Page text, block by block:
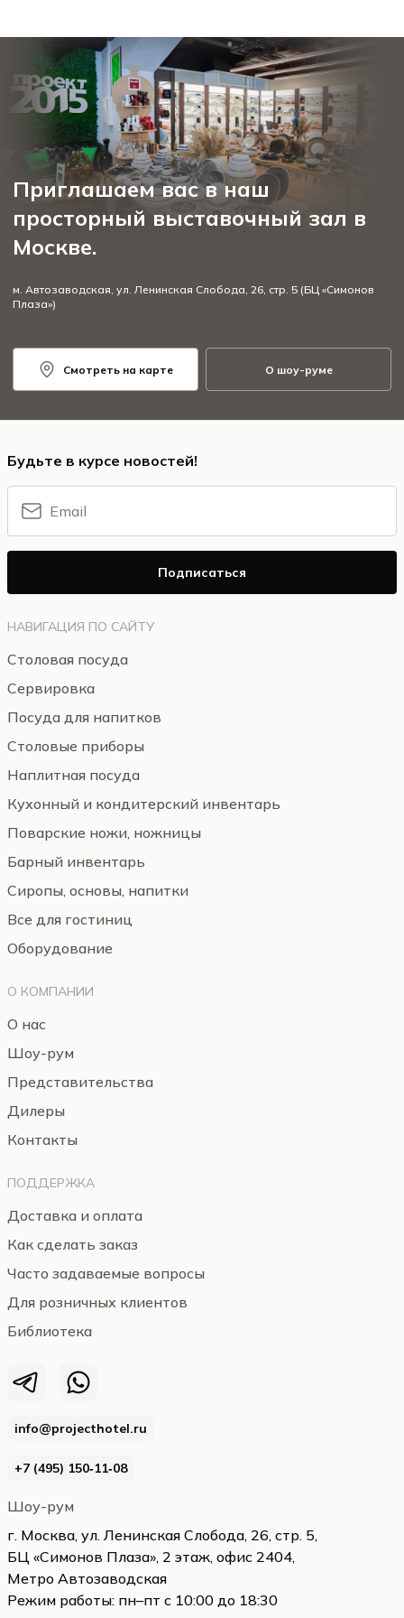
Приглашаем вас в наш
просторный выставочный зал в
Москве.
м. Автозаводская, ул. Ленинская Слобода, 26, стр. 5 (БЦ «Симонов
Плаза»)
Смотреть на карте О шоу-руме
info@projecthotel.ru
+7 (495) 150‑11‑08
Шоу-рум
г. Москва, ул. Ленинская Слобода, 26, стр. 5,
БЦ «Симонов Плаза», 2 этаж, офис 2404,
Метро Автозаводская
Режим работы: пн–пт с 10:00 до 18:30
НАВИГАЦИЯ ПО САЙТУ
Столовая посуда
Сервировка
Посуда для напитков
Столовые приборы
Наплитная посуда
Кухонный и кондитерский инвентарь
Поварские ножи, ножницы
Барный инвентарь
Сиропы, основы, напитки
Все для гостиниц
Оборудование
О КОМПАНИИ
О нас
Шоу-рум
Представительства
Дилеры
Контакты
ПОДДЕРЖКА
Доставка и оплата
Как сделать заказ
Часто задаваемые вопросы
Для розничных клиентов
Библиотека
Будьте в курсе новостей!
Подписаться